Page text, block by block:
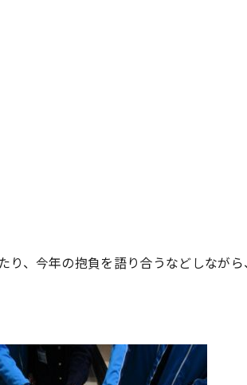
り、今年の抱負を語り合うなどしなが